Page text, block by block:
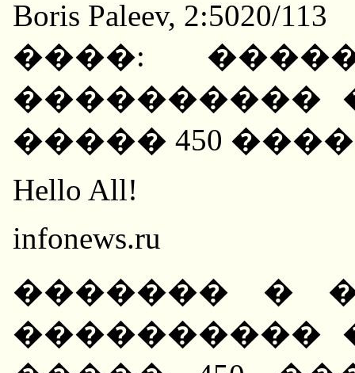
Boris Paleev, 2:5020/113
����:
����������
����� 450
Hello All!
infonews.ru
������� �
����������